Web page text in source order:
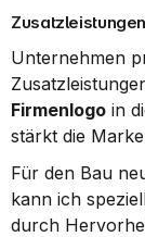
Unternehmen
Firmenlogo in
stärkt die
Für den Bau
kann ich
durch